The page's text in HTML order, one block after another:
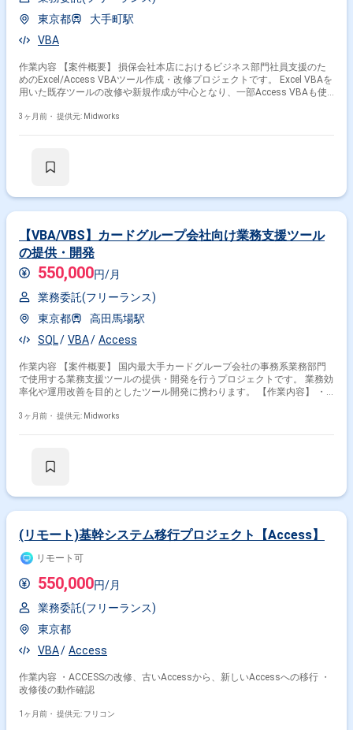
だけるプロ人材を募集しております。
東京都
大手町駅
VBA
作業内容 【案件概要】 損保会社本店におけるビジネス部門社員支援のた
めのExcel/Access VBAツール作成・改修プロジェクトです。 Excel VBAを
用いた既存ツールの改修や新規作成が中心となり、一部Access VBAも使
れます。 4?5年以上の安定した稼働が期待でき、未経験分野も業務を通じ
3ヶ月前・ 提供元: Midworks
【VBA/VBS】カードグループ会社向け業務支援ツール
の提供・開発
550,000円/月
業務委託(フリーランス)
東京都
高田馬場駅
SQL
VBA Access
作業内容 【案件概要】 国内最大手カードグループ会社の事務系業務部門
で使用する業務支援ツールの提供・開発を行うプロジェクトです。 業務効
率化や運用改善を目的としたツール開発に携わります。 【作業内容】 ・
務改善に向けた機能追加や調整
3ヶ月前・ 提供元: Midworks
(リモート)基幹システム移行プロジェクト【Access】
リモート可
550,000円/月
業務委託(フリーランス)
東京都
VBA
Access
作業内容 ・ACCESSの改修、古いAccessから、新しいAccessへの移行 ・
改修後の動作確認
1ヶ月前・ 提供元: フリコン
その他の条件で検索する
VBA SQL SQL Server Oracle
VB.NET